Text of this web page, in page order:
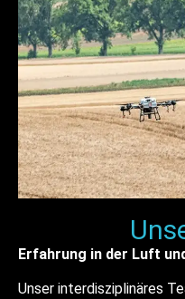
Erfahrung in der Luft
Unser interdisziplinäres